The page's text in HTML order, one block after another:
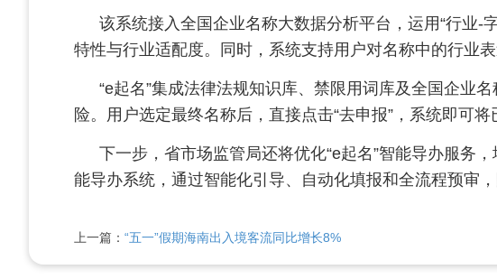
该系统接入全国企业名称大数据分析平台，运用“行业-
特性与行业适配度。同时，系统支持用户对名称中的行业
“e起名”集成法律法规知识库、禁限用词库及全国企业
险。用户选定最终名称后，直接点击“去申报”，系统即可
下一步，省市场监管局还将优化“e起名”智能导办服务
能导办系统，通过智能化引导、自动化填报和全流程预审，
上一篇： “五一”假期海南出入境客流同比增长8%